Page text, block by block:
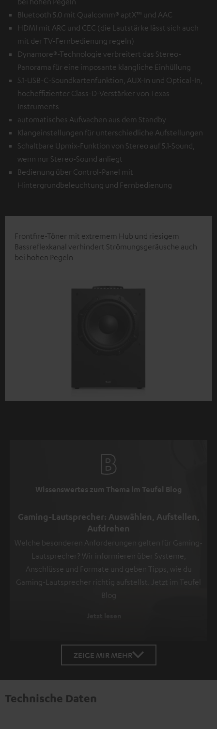
Bluetooth 5.0 mit Qualcomm® aptX™ und AAC
HDMI mit ARC und CEC (die Lautstärke lässt sich auch
mit der TV-Fernbedienung regeln)
Dynamore®-Technologie verbreitert das Stereo-
Panorama für eine imposante klangliche Einhüllung
5.1-USB-C-Soundkartenfunktion, AUX-In und Optical-In,
hocheffizienter Class-D-Verstärker von Texas
Instruments
automatisches Aufwachen aus dem Standby
Klangeinstellungen für unterschiedliche Aufstellungen
Schaltbare Upmix-Funktion von Stereo auf 5.1-Sound,
wenn nur Stereo-Sound anliegt
Bedienung über Control-Panel mit
Hintergrundbeleuchtung und Fernbedienung
Frontfire-Töner mit extremem Hub und riesigem
Bassreflexkanal verhindert Strömungsgeräusche auch
bei hohen Pegeln
Wissenswertes zum Thema im Teufel Blog
Gaming-Lautsprecher: Auswählen, Aufstellen,
Aufdrehen
Welche besonderen Anforderungen gelten für Gaming-
Lautsprecher? Wir informieren über Systeme,
Anschlüsse und Formate und geben Tipps, wie du
Gaming-Lautsprecher richtig aufstellst. Jetzt im Teufel
Blog
ZEIGE MIR MEHR
Technische Daten